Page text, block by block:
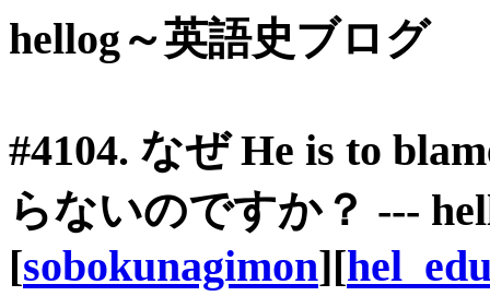
hellog～英語史ブログ
#4104. なぜ He is to
らないのですか？ ---
[sobokunagimon][